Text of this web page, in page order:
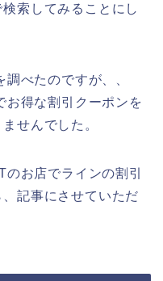
索してみることにし
べたのですが、、
お得な割引クーポンを
せんでした。
お店でラインの割引
記事にさせていただ